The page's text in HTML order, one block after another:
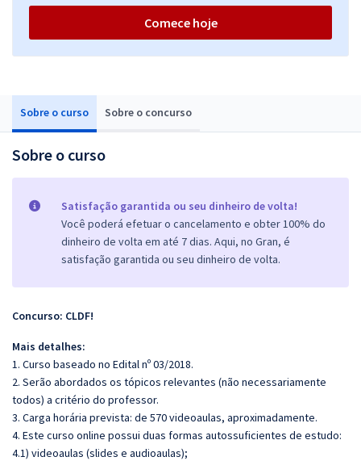
Sobre o curso Sobre o concurso
Sobre o curso
Satisfação garantida ou seu dinheiro de volta!
Você poderá efetuar o cancelamento e obter 100% do
dinheiro de volta em até 7 dias. Aqui, no Gran, é
satisfação garantida ou seu dinheiro de volta.
Concurso: CLDF!
Mais detalhes:
1. Curso baseado no Edital nº 03/2018.
2. Serão abordados os tópicos relevantes (não necessariamente
todos) a critério do professor.
3. Carga horária prevista: de 570 videoaulas, aproximadamente.
4. Este curso online possui duas formas autossuficientes de estudo:
4.1) videoaulas (slides e audioaulas);
Comece hoje